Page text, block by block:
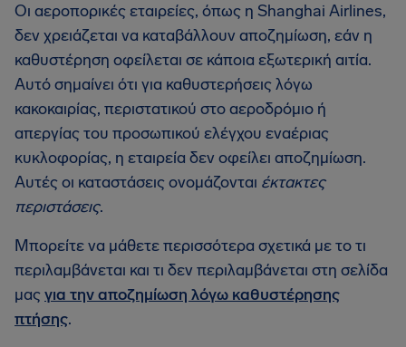
Οι αεροπορικές εταιρείες, όπως η Shanghai Airlines,
δεν χρειάζεται να καταβάλλουν αποζημίωση, εάν η
καθυστέρηση οφείλεται σε κάποια εξωτερική αιτία.
Αυτό σημαίνει ότι για καθυστερήσεις λόγω
κακοκαιρίας, περιστατικού στο αεροδρόμιο ή
απεργίας του προσωπικού ελέγχου εναέριας
κυκλοφορίας, η εταιρεία δεν οφείλει αποζημίωση.
Αυτές οι καταστάσεις ονομάζονται έκτακτες
περιστάσεις.
Μπορείτε να μάθετε περισσότερα σχετικά με το τι
περιλαμβάνεται και τι δεν περιλαμβάνεται στη σελίδα
μαςγια την αποζημίωση λόγω καθυστέρησης
πτήσης.